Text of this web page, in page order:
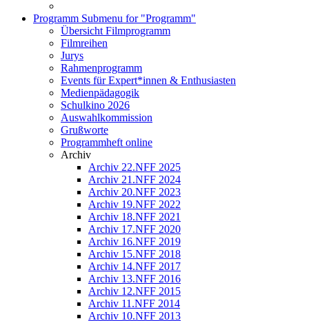
Programm Submenu for "Programm"
Übersicht Filmprogramm
Filmreihen
Jurys
Rahmenprogramm
Events für Expert*innen & Enthusiasten
Medienpädagogik
Schulkino 2026
Auswahlkommission
Grußworte
Programmheft online
Archiv
Archiv 22.NFF 2025
Archiv 21.NFF 2024
Archiv 20.NFF 2023
Archiv 19.NFF 2022
Archiv 18.NFF 2021
Archiv 17.NFF 2020
Archiv 16.NFF 2019
Archiv 15.NFF 2018
Archiv 14.NFF 2017
Archiv 13.NFF 2016
Archiv 12.NFF 2015
Archiv 11.NFF 2014
Archiv 10.NFF 2013